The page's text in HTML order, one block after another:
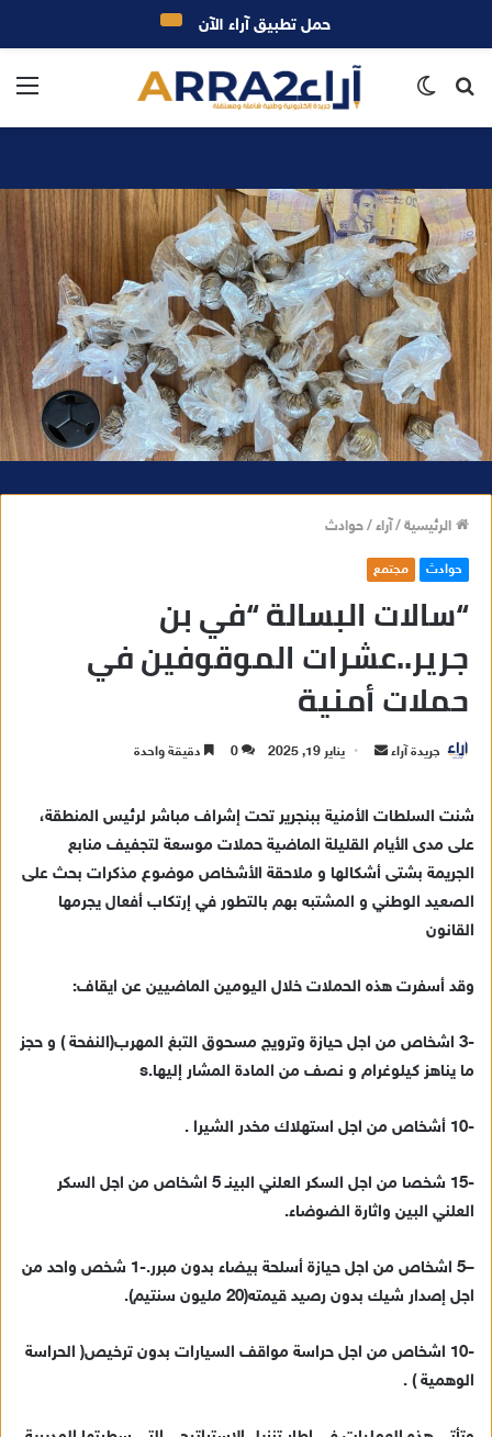
بحث
الرئيسية/آراء/حوادث
حوادث مجتمع
“سالات البسالة “في بن
جرير..عشرات الموقوفين في
حملات أمنية
جريدة آراء
ب
ي
إ
ت
و
ي
ا
يناير 19, 2025 0 دقيقة واحدة
شنت السلطات الأمنية ببنجرير تحت إشراف مباشر لرئيس المنطقة،
على مدى الأيام القليلة الماضية حملات موسعة لتجفيف منابع
الجريمة بشتى أشكالها و ملاحقة الأشخاص موضوع مذكرات بحث على
الصعيد الوطني و المشتبه بهم بالتطور في إرتكاب أفعال يجرمها
القانون
وقد أسفرت هذه الحملات خلال اليومين الماضيين عن ايقاف:
-3 اشخاص من اجل حيازة وترويج مسحوق التبغ المهرب(النفحة ) و حجز
ما يناهز كيلوغرام و نصف من المادة المشار إليها.s
-10 أشخاص من اجل استهلاك مخدر الشيرا .
-15 شخصا من اجل السكر العلني البين
ـ 5 اشخاص من اجل السكر
العلني البين واثارة الضوضاء.
–5 اشخاص من اجل حيازة أسلحة بيضاء بدون مبرر.
-1 شخص واحد من
اجل إصدار شيك بدون رصيد قيمته(20 مليون سنتيم).
-10 اشخاص من اجل حراسة مواقف السيارات بدون ترخيص( الحراسة
الوهمية ) .
حمل تطبيق آراء الآن